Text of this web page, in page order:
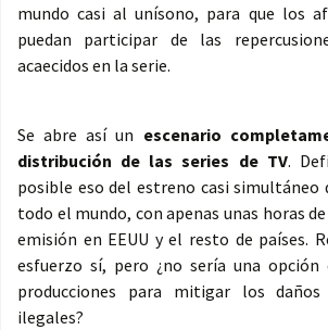
mundo casi al unísono, para que los
puedan participar de las
acaecidos en la serie.
Se abre así un escenario
distribución de las series de TV.
posible eso del estreno casi simultáneo
todo el mundo, con apenas unas horas
emisión en EEUU y el resto de países.
esfuerzo sí, pero ¿no sería una
producciones para mitigar los daños
ilegales?